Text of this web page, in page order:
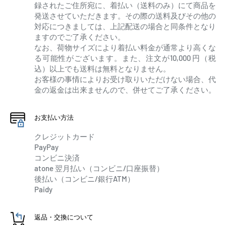
録されたご住所宛に、着払い（送料のみ）にて商品を
発送させていただきます。その際の送料及びその他の
対応につきましては、上記配送の場合と同条件となり
ますのでご了承ください。
なお、荷物サイズにより着払い料金が通常より高くな
る可能性がございます。また、注文が10,000 円（税
込）以上でも送料は無料となりません。
お客様の事情によりお受け取りいただけない場合、代
金の返金は出来ませんので、併せてご了承ください。
お支払い方法
クレジットカード
PayPay
コンビニ決済
atone 翌月払い（コンビニ/口座振替）
後払い（コンビニ/銀行ATM）
Paidy
返品・交換について